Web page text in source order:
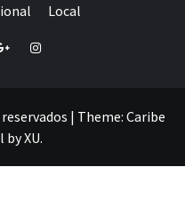
Local
Instagram
| Theme: Caribe
byXU.